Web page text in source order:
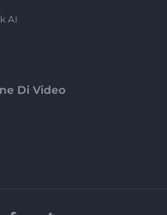
AI
Di Video